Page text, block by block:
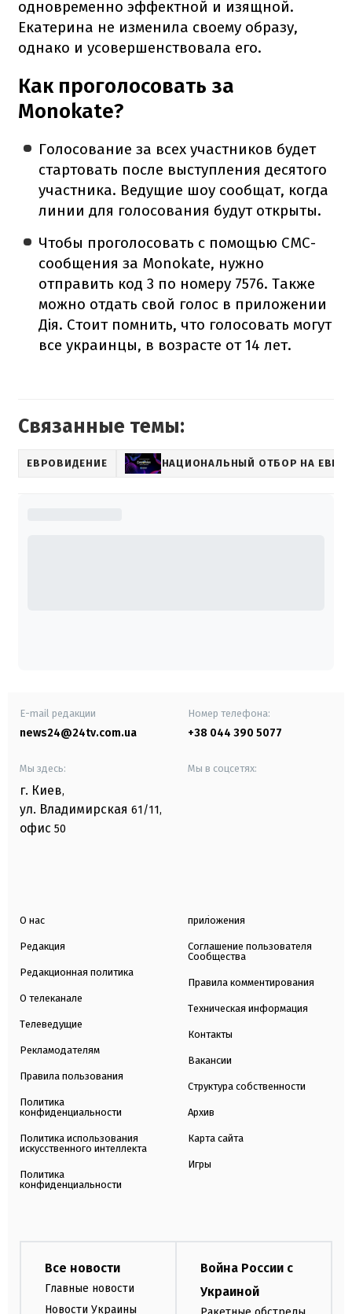
одновременно эффектной и изящной.
Екатерина не изменила своему образу,
однако и усовершенствовала его.
Как проголосовать за
Monokate?
Голосование за всех участников будет
стартовать после выступления десятого
участника. Ведущие шоу сообщат, когда
линии для голосования будут открыты.
Чтобы проголосовать с помощью СМС-
сообщения за Monokate, нужно
отправить код 3 по номеру 7576. Также
можно отдать свой голос в приложении
Дія. Стоит помнить, что голосовать могут
все украинцы, в возрасте от 14 лет.
Связанные темы:
ЕВРОВИДЕНИЕ НАЦИОНАЛЬНЫЙ ОТБОР НА
E-mail редакции
news24@24tv.com.ua
Номер телефона:
+38 044 390 5077
Мы здесь:
г. Киев,
ул. Владимирская 61/11,
офис 50
Мы в соцсетях:
О нас
Редакция
Редакционная политика
О телеканале
Телеведущие
Рекламодателям
Правила пользования
Политика
конфиденциальности
Политика использования
искусственного интеллекта
Политика
конфиденциальности
приложения
Соглашение пользователя
Сообщества
Правила комментирования
Техническая информация
Контакты
Вакансии
Структура собственности
Архив
Карта сайта
Игры
Все новости
Главные новости
Новости Украины
Война России с
Украиной